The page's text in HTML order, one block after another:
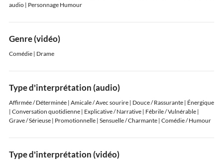
audio | Personnage Humour
Genre (vidéo)
Comédie | Drame
Type d'interprétation (audio)
Affirmée / Déterminée | Amicale / Avec sourire | Douce / Rassurante | Énergique
| Conversation quotidienne | Explicative / Narrative | Fébrile / Vulnérable |
Grave / Sérieuse | Promotionnelle | Sensuelle / Charmante | Comédie / Humour
Type d'interprétation (vidéo)